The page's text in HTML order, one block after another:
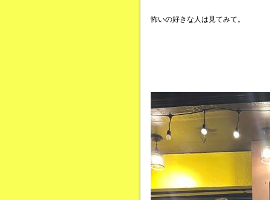
怖いの好きな人は見てみて。